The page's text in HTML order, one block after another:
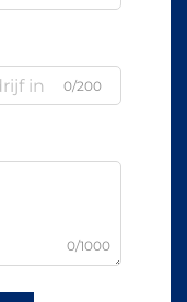
0/200
0/1000